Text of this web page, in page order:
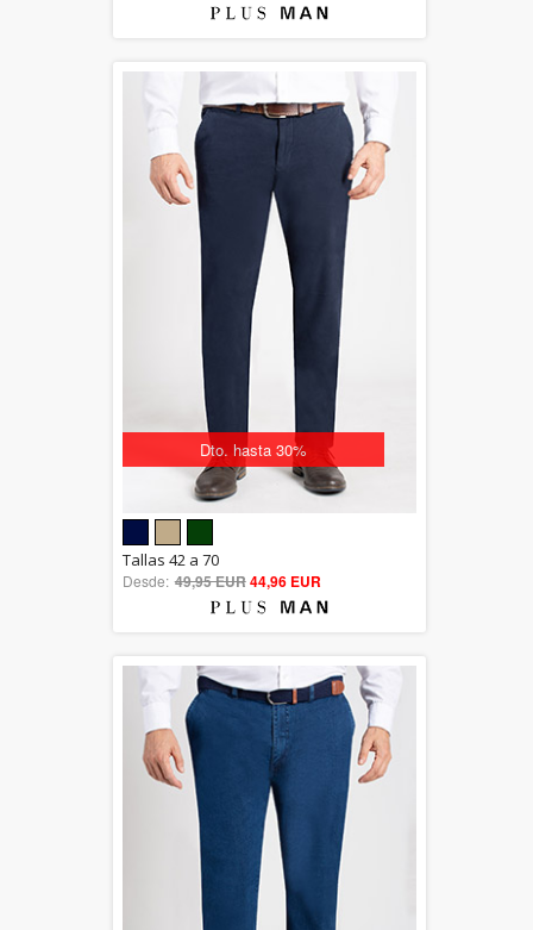
Dto. hasta 30%
out of 5
Tallas 42 a 70
Desde: 49,95 EUR44,96 EUR